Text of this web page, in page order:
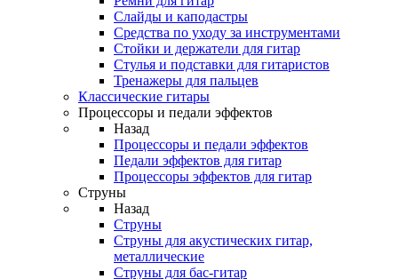
Слайды и каподастры
Средства по уходу за инструментами
Стойки и держатели для гитар
Стулья и подставки для гитаристов
Тренажеры для пальцев
Классические гитары
Процессоры и педали эффектов
Назад
Процессоры и педали эффектов
Педали эффектов для гитар
Процессоры эффектов для гитар
Струны
Назад
Струны
Струны для акустических гитар,
металлические
Струны для бас-гитар